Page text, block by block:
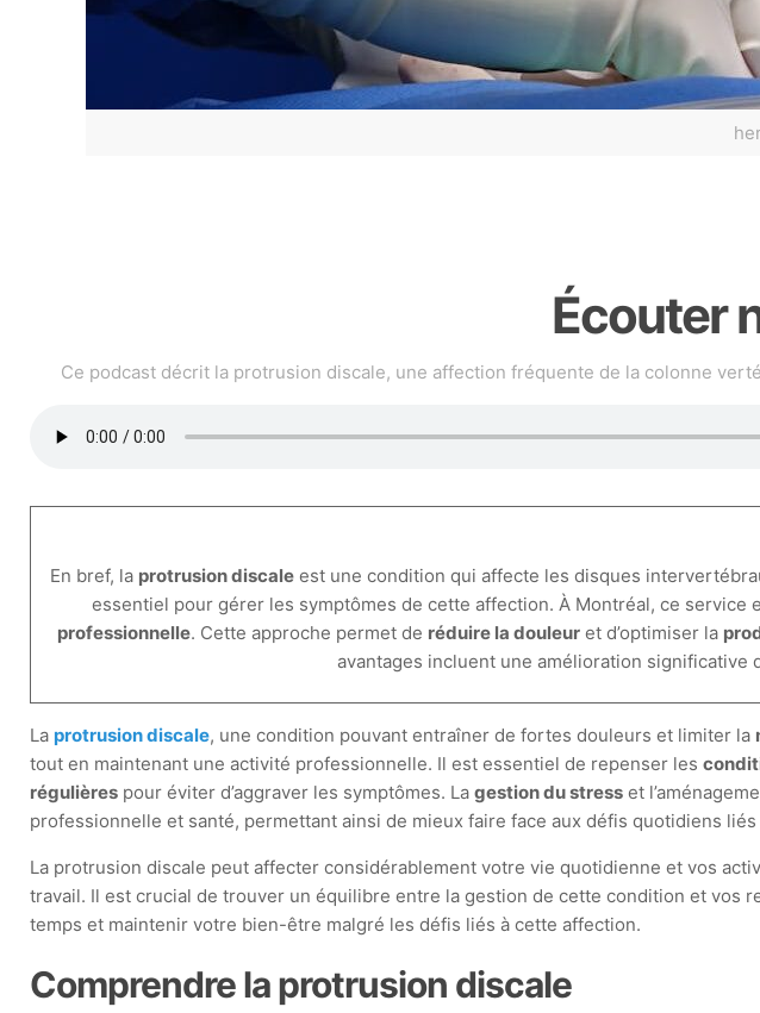
Écouter
Ce podcast décrit la protrusion discale, une affection fréquente de la colonne
En bref, la protrusion discaleest une condition qui affecte les disques
essentiel pour gérer les symptômes de cette affection. À Montréal, ce
professionnelle. Cette approche permet de réduire la douleuret d’optimiser la
avantages incluent une amélioration significative
La protrusion discale, une condition pouvant entraîner de fortes douleurs et limiter la
tout en maintenant une activité professionnelle. Il est essentiel de repenser les
régulières pour éviter d’aggraver les symptômes. Lagestion du stress et
professionnelle et santé, permettant ainsi de mieux faire face aux défis quotidiens
La protrusion discale peut affecter considérablement votre vie quotidienne et vos
travail. Il est crucial de trouver un équilibre entre la gestion de cette condition et
temps et maintenir votre bien-être malgré les défis liés à cette affection.
Comprendre la protrusion discale